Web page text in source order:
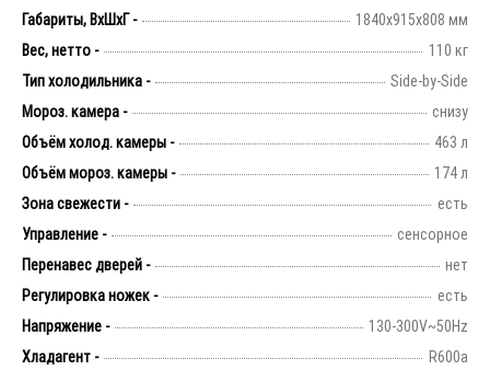
Габариты, ВхШхГ -
1840х915х808 мм
Вес, нетто -
110 кг
Тип холодильника -
Side-by-Side
Мороз. камера -
снизу
Объём холод. камеры -
463 л
Объём мороз. камеры -
174 л
Зона свежести -
есть
Управление -
сенсорное
Перенавес дверей -
нет
Регулировка ножек -
есть
Напряжение -
130-300V~50Hz
Хладагент -
R600а